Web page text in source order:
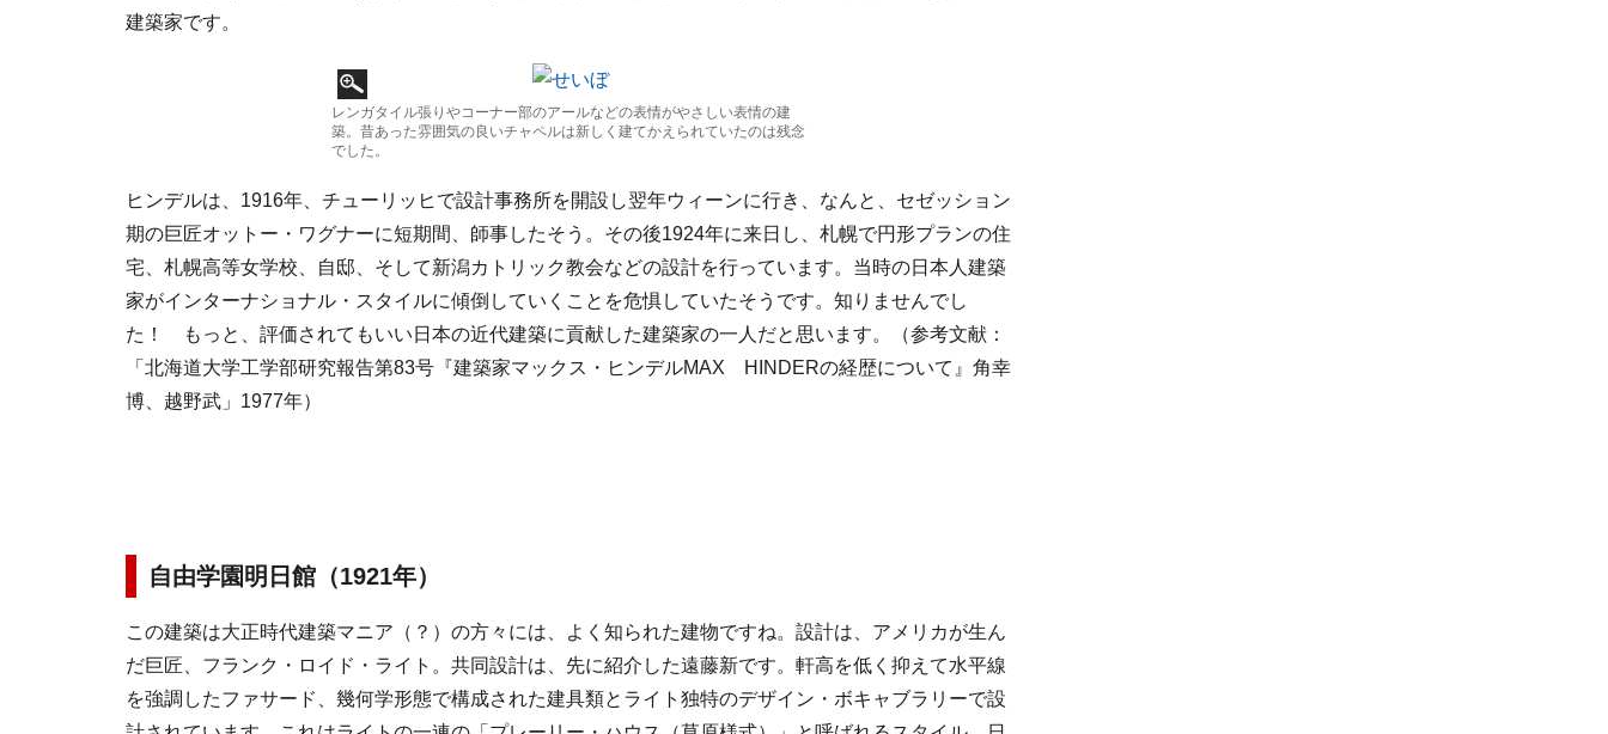
建築家です。
レンガタイル張りやコーナー部のアールなどの表情がやさしい表情の建
築。昔あった雰囲気の良いチャペルは新しく建てかえられていたのは残念
でした。
ヒンデルは、1916年、チューリッヒで設計事務所を開設し翌年ウィーンに行き、なんと、セゼッション
期の巨匠オットー・ワグナーに短期間、師事したそう。その後1924年に来日し、札幌で円形プランの住
宅、札幌高等女学校、自邸、そして新潟カトリック教会などの設計を行っています。当時の日本人建築
家がインターナショナル・スタイルに傾倒していくことを危惧していたそうです。知りませんでし
た！ もっと、評価されてもいい日本の近代建築に貢献した建築家の一人だと思います。（参考文献：
「北海道大学工学部研究報告第83号『建築家マックス・ヒンデルMAX HINDERの経歴について』角幸
博、越野武」1977年）
自由学園明日館（1921年）
この建築は大正時代建築マニア（？）の方々には、よく知られた建物ですね。設計は、アメリカが生ん
だ巨匠、フランク・ロイド・ライト。共同設計は、先に紹介した遠藤新です。軒高を低く抑えて水平線
を強調したファサード、幾何学形態で構成された建具類とライト独特のデザイン・ボキャブラリーで設